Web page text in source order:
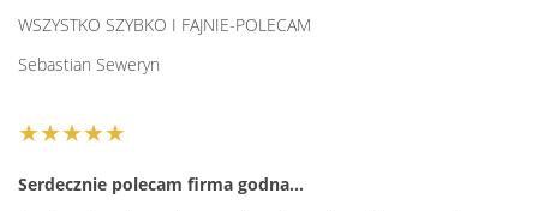
WSZYSTKO SZYBKO I FAJNIE-POLECAM
Sebastian Seweryn
★★★★★
Serdecznie polecam firma godna…